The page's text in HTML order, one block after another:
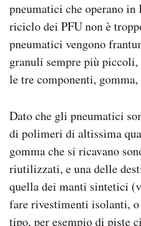
pneumatici che operano
riciclo dei PFU non è
pneumatici vengono
granuli sempre più piccoli,
le tre componenti,
Dato che gli pneumatici
di polimeri di altissima
gomma che si ricavano
riutilizzati, e una delle
quella dei manti sintetici
fare rivestimenti isolanti,
tipo, per esempio di piste